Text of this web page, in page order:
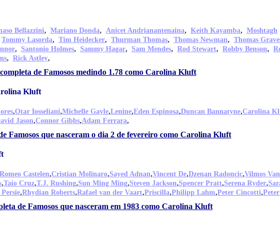
Bellazzini, Mariano Donda, Anicet Andrianantenaina, Keith Kayamba, Moshtagh
Tommy Lasorda, Tim Heidecker, Thurman Thomas, Thomas Newman, Thomas
, Santonio Holmes, Sammy Hagar, Sam Mendes, Rod Stewart, Robby Benson,
, Rick Astley,
de Famosos medindo 1.78 como Carolina Kluft
Kluft
,Otar Iosseliani,Michelle Gayle,Lenine,Eden Espinosa,Duncan Bannatyne,Carolina
Jason,Connor Gibbs,Adam Ferrara,
Famosos que nasceram o dia 2 de fevereiro como Carolina Kluft
Romeo Castelen,Cristian Molinaro,Sayed Adnan,Vincent De,Dzenan Radoncic,Vilmos
,Taio Cruz,T.J. Rushing,Sun Ming Ming,Steven Jackson,Spencer Pratt,Serena Ryder,
,Rhydian Roberts,Rafael van der Vaart,Priscilla,Philipp Lahm,Peter Cincotti,
de Famosos que nasceram em 1983 como Carolina Kluft